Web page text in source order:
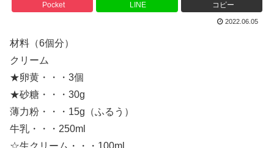
Pocket LINE コピー
2022.06.05
材料（6個分）
クリーム
★卵黄・・・3個
★砂糖・・・30g
薄力粉・・・15g（ふるう）
牛乳・・・250ml
☆生クリーム・・・100ml